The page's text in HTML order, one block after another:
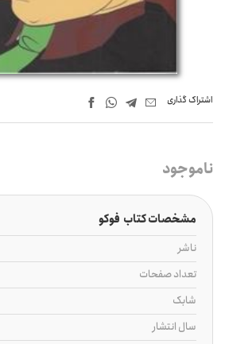
اشتراک‌ گذاری
ناموجود
مشخصات کتاب ‏‫ فوکو
ناشر
تعداد صفحات
شابک
سال انتشار